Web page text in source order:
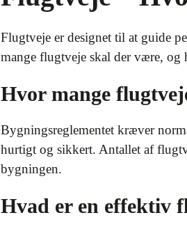
Flugtveje er designet til at guide
mange flugtveje skal der være, og
Hvor mange
Bygningsreglementet kræver
hurtigt og sikkert. Antallet af
bygningen.
Hvad er en effektiv